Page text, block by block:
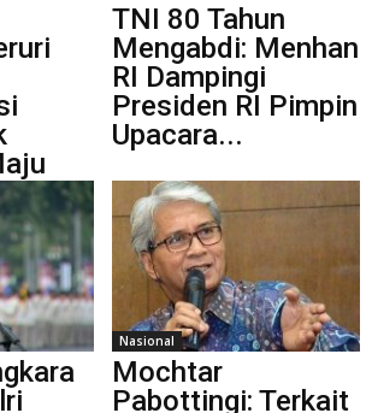
TNI 80 Tahun
Mengabdi: Menhan
RI Dampingi
Presiden RI Pimpin
Upacara...
Nasional
Mochtar
Pabottingi: Terkait